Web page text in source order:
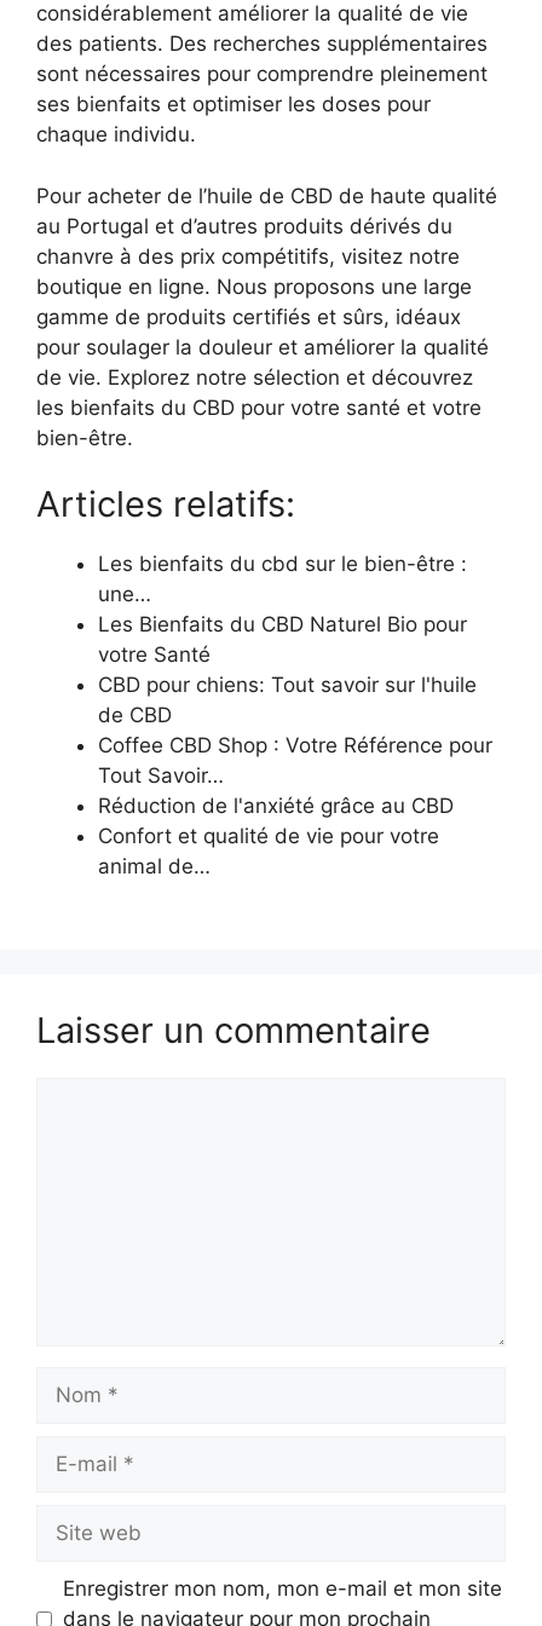
considérablement améliorer la qualité de vie
des patients. Des recherches supplémentaires
sont nécessaires pour comprendre pleinement
ses bienfaits et optimiser les doses pour
chaque individu.
Pour acheter de l’huile de CBD de haute qualité
au Portugal et d’autres produits dérivés du
chanvre à des prix compétitifs, visitez notre
boutique en ligne. Nous proposons une large
gamme de produits certifiés et sûrs, idéaux
pour soulager la douleur et améliorer la qualité
de vie. Explorez notre sélection et découvrez
les bienfaits du CBD pour votre santé et votre
bien-être.
Articles relatifs:
Les bienfaits du cbd sur le bien-être :
une…
Les Bienfaits du CBD Naturel Bio pour
votre Santé
CBD pour chiens: Tout savoir sur l'huile
de CBD
Coffee CBD Shop : Votre Référence pour
Tout Savoir…
Réduction de l'anxiété grâce au CBD
Confort et qualité de vie pour votre
animal de…
Laisser un commentaire
mail
web
Enregistrer mon nom, mon e-mail et mon site
dans le navigateur pour mon prochain